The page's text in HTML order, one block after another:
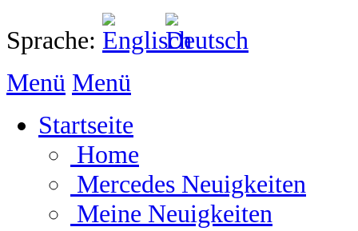
Sprache:
Menü Menü
Startseite
Home
Mercedes Neuigkeiten
Meine Neuigkeiten